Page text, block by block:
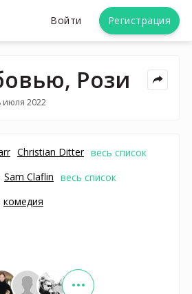
Войти Регистрация
Рози
июля 2022
Christian Ditter весь список
Sam Claflin весь список
комедия